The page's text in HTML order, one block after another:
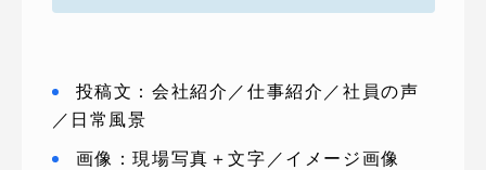
投稿文：会社紹介／仕事紹介／社員の声
／日常風景
画像：現場写真＋文字／イメージ画像